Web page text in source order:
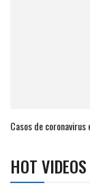
Casos de coronavirus
HOT VIDEOS